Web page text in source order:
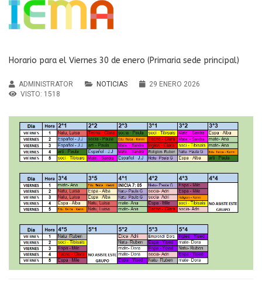
Horario para el Viernes 30 de enero (Primaria sede principal)
ADMINISTRATOR NOTICIAS
29 ENERO 2026
VISTO: 1518